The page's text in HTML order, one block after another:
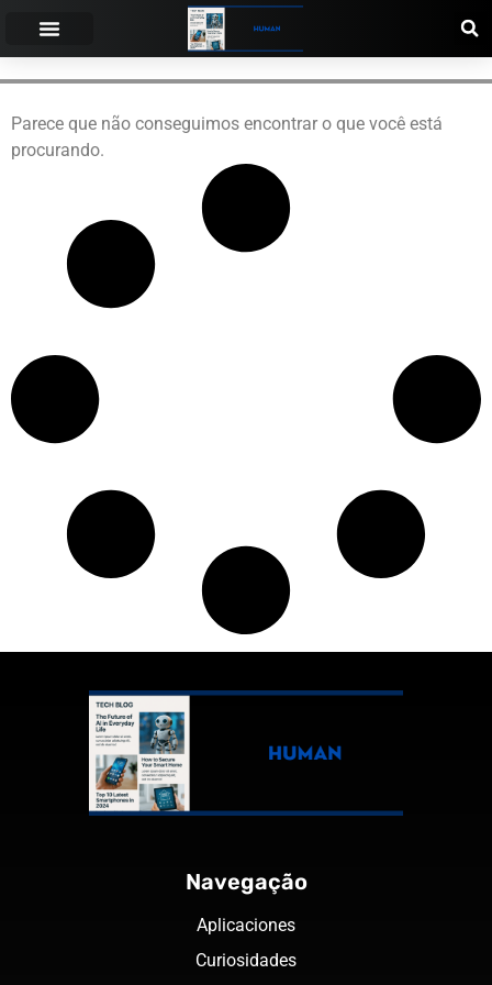
Parece que não conseguimos encontrar o que você está
procurando.
Navegação
Aplicaciones
Curiosidades